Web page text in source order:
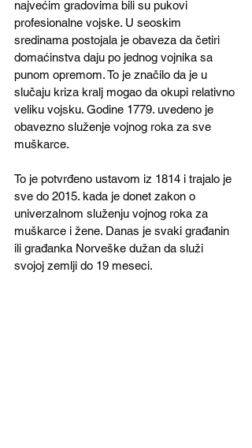
najvećim gradovima bili su pukovi
profesionalne vojske. U seoskim
sredinama postojala je obaveza da četiri
domaćinstva daju po jednog vojnika sa
punom opremom. To je značilo da je u
slučaju kriza kralj mogao da okupi relativno
veliku vojsku. Godine 1779. uvedeno je
obavezno služenje vojnog roka za sve
muškarce.
To je potvrđeno ustavom iz 1814 i trajalo je
sve do 2015. kada je donet zakon o
univerzalnom služenju vojnog roka za
muškarce i žene. Danas je svaki građanin
ili građanka Norveške dužan da služi
svojoj zemlji do 19 meseci.